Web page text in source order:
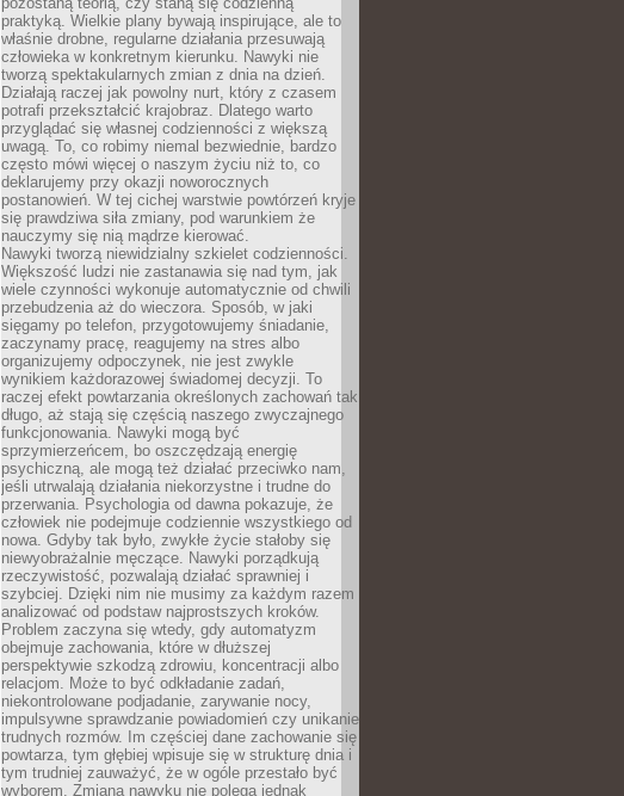
praktyką. Wielkie plany bywają inspirujące, ale to
właśnie drobne, regularne działania przesuwają
człowieka w konkretnym kierunku. Nawyki nie
tworzą spektakularnych zmian z dnia na dzień.
Działają raczej jak powolny nurt, który z czasem
potrafi przekształcić krajobraz. Dlatego warto
przyglądać się własnej codzienności z większą
uwagą. To, co robimy niemal bezwiednie, bardzo
często mówi więcej o naszym życiu niż to, co
deklarujemy przy okazji noworocznych
postanowień. W tej cichej warstwie powtórzeń kryje
się prawdziwa siła zmiany, pod warunkiem że
nauczymy się nią mądrze kierować.
Nawyki tworzą niewidzialny szkielet codzienności.
Większość ludzi nie zastanawia się nad tym, jak
wiele czynności wykonuje automatycznie od chwili
przebudzenia aż do wieczora. Sposób, w jaki
sięgamy po telefon, przygotowujemy śniadanie,
zaczynamy pracę, reagujemy na stres albo
organizujemy odpoczynek, nie jest zwykle
wynikiem każdorazowej świadomej decyzji. To
raczej efekt powtarzania określonych zachowań tak
długo, aż stają się częścią naszego zwyczajnego
funkcjonowania. Nawyki mogą być
sprzymierzeńcem, bo oszczędzają energię
psychiczną, ale mogą też działać przeciwko nam,
jeśli utrwalają działania niekorzystne i trudne do
przerwania. Psychologia od dawna pokazuje, że
człowiek nie podejmuje codziennie wszystkiego od
nowa. Gdyby tak było, zwykłe życie stałoby się
niewyobrażalnie męczące. Nawyki porządkują
rzeczywistość, pozwalają działać sprawniej i
szybciej. Dzięki nim nie musimy za każdym razem
analizować od podstaw najprostszych kroków.
Problem zaczyna się wtedy, gdy automatyzm
obejmuje zachowania, które w dłuższej
perspektywie szkodzą zdrowiu, koncentracji albo
relacjom. Może to być odkładanie zadań,
niekontrolowane podjadanie, zarywanie nocy,
impulsywne sprawdzanie powiadomień czy unikanie
trudnych rozmów. Im częściej dane zachowanie się
powtarza, tym głębiej wpisuje się w strukturę dnia i
tym trudniej zauważyć, że w ogóle przestało być
wyborem. Zmiana nawyku nie polega jednak